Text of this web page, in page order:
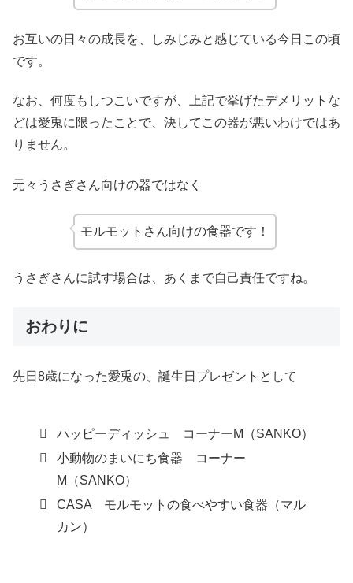
お互いの日々の成長を、しみじみと感じている今日この頃
です。
なお、何度もしつこいですが、上記で挙げたデメリットな
どは愛兎に限ったことで、決してこの器が悪いわけではあ
りません。
元々うさぎさん向けの器ではなく
モルモットさん向けの食器です！
うさぎさんに試す場合は、あくまで自己責任ですね。
おわりに
先日8歳になった愛兎の、誕生日プレゼントとして
ハッピーディッシュ コーナーM（SANKO）
小動物のまいにち食器 コーナー
M（SANKO）
CASA モルモットの食べやすい食器（マル
カン）